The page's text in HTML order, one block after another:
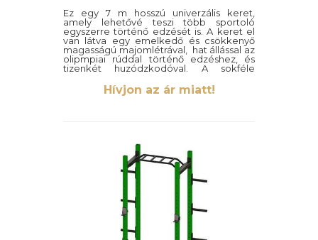
Ez egy 7 m hosszú univerzális keret,
amely lehetővé teszi több sportoló
egyszerre történő edzését is. A keret el
van látva egy emelkedő és csökkenyő
magasságú majomlétrával, hat állással az
olipmpiai rúddal történő edzéshez, és
tizenkét huzódzkodóval. A sokféle
funcionális/cossfit edzésekhez is kiválóan
alkalmas keret lehetőséget biztosít az
Hívjon az ár miatt!